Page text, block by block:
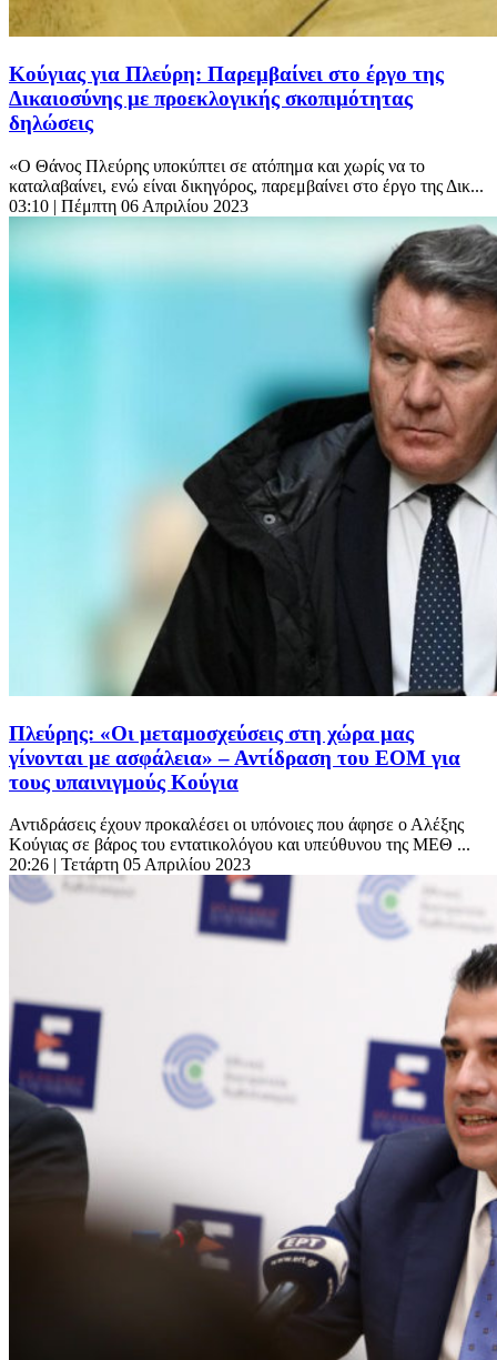
Κούγιας για Πλεύρη: Παρεμβαίνει στο έργο της
Δικαιοσύνης με προεκλογικής σκοπιμότητας
δηλώσεις
«Ο Θάνος Πλεύρης υποκύπτει σε ατόπημα και χωρίς να το
καταλαβαίνει, ενώ είναι δικηγόρος, παρεμβαίνει στο έργο της Δικ...
03:10 | Πέμπτη 06 Απριλίου 2023
Πλεύρης: «Οι μεταμοσχεύσεις στη χώρα μας
γίνονται με ασφάλεια» – Αντίδραση του ΕΟΜ για
τους υπαινιγμούς Κούγια
Αντιδράσεις έχουν προκαλέσει οι υπόνοιες που άφησε ο Αλέξης
Κούγιας σε βάρος του εντατικολόγου και υπεύθυνου της ΜΕΘ ...
20:26 | Τετάρτη 05 Απριλίου 2023